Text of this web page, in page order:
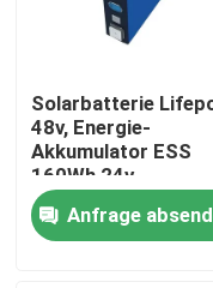
Fabrik Tour
Qualitätskontrolle
Solarbatterie
48v, Energie-
Akkumulator ESS
160Wh 24v
Anfrage